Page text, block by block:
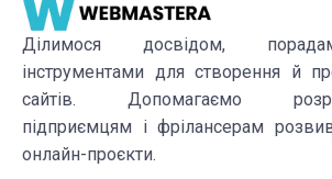
Ділимося досвідом,
інструментами для створення й
сайтів. Допомагаємо
підприємцям і фрілансерам
онлайн-проєкти.